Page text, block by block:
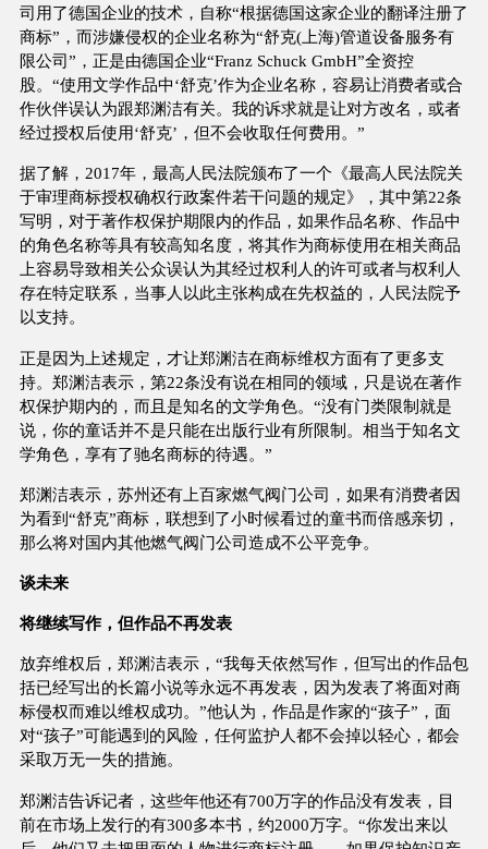
司用了德国企业的技术，自称“根据德国这家企业的翻译注册了
商标”，而涉嫌侵权的企业名称为“舒克(上海)管道设备服务有
限公司”，正是由德国企业“Franz Schuck GmbH”全资控
股。“使用文学作品中‘舒克’作为企业名称，容易让消费者或合
作伙伴误认为跟郑渊洁有关。我的诉求就是让对方改名，或者
经过授权后使用‘舒克’，但不会收取任何费用。”
据了解，2017年，最高人民法院颁布了一个《最高人民法院关
于审理商标授权确权行政案件若干问题的规定》，其中第22条
写明，对于著作权保护期限内的作品，如果作品名称、作品中
的角色名称等具有较高知名度，将其作为商标使用在相关商品
上容易导致相关公众误认为其经过权利人的许可或者与权利人
存在特定联系，当事人以此主张构成在先权益的，人民法院予
以支持。
正是因为上述规定，才让郑渊洁在商标维权方面有了更多支
持。郑渊洁表示，第22条没有说在相同的领域，只是说在著作
权保护期内的，而且是知名的文学角色。“没有门类限制就是
说，你的童话并不是只能在出版行业有所限制。相当于知名文
学角色，享有了驰名商标的待遇。”
郑渊洁表示，苏州还有上百家燃气阀门公司，如果有消费者因
为看到“舒克”商标，联想到了小时候看过的童书而倍感亲切，
那么将对国内其他燃气阀门公司造成不公平竞争。
谈未来
将继续写作，但作品不再发表
放弃维权后，郑渊洁表示，“我每天依然写作，但写出的作品包
括已经写出的长篇小说等永远不再发表，因为发表了将面对商
标侵权而难以维权成功。”他认为，作品是作家的“孩子”，面
对“孩子”可能遇到的风险，任何监护人都不会掉以轻心，都会
采取万无一失的措施。
郑渊洁告诉记者，这些年他还有700万字的作品没有发表，目
前在市场上发行的有300多本书，约2000万字。“你发出来以